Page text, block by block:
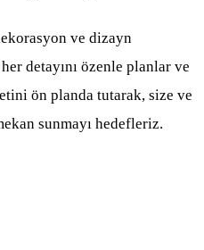
ve dizayn
detayını özenle planlar ve
ön planda tutarak, size ve
sunmayı hedefleriz.